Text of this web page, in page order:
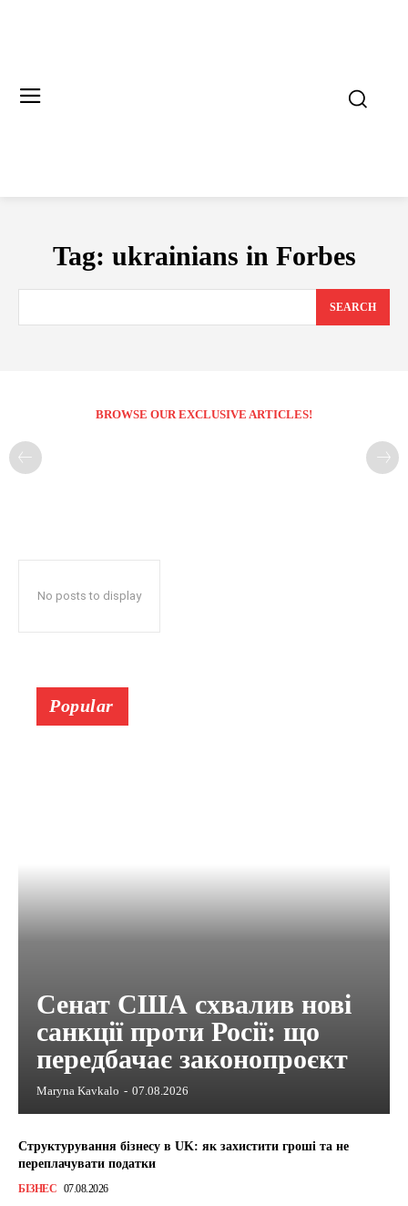
Tag: ukrainians in Forbes
SEARCH
BROWSE OUR EXCLUSIVE ARTICLES!
No posts to display
Popular
Сенат США схвалив нові
санкції проти Росії: що
передбачає законопроєкт
Maryna Kavkalo - 07.08.2026
Структурування бізнесу в UK: як захистити гроші та не
переплачувати податки
БІЗНЕС 07.08.2026